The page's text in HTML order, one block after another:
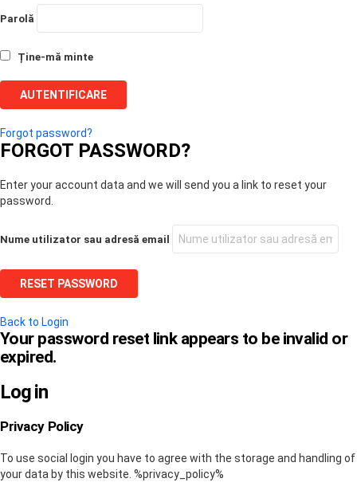
Parolă
Ține-mă minte
Forgot password?
FORGOT PASSWORD?
Enter your account data and we will send you a link to reset your
password.
Nume utilizator sau adresă email
Back to Login
Your password reset link appears to be invalid or
expired.
Log in
Privacy Policy
To use social login you have to agree with the storage and handling of
your data by this website. %privacy_policy%